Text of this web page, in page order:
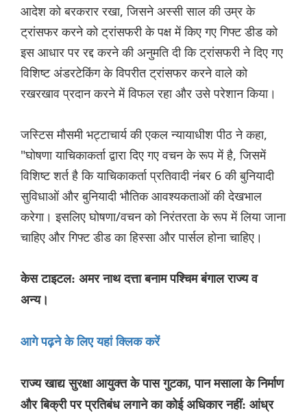
आदेश को बरकरार रखा, जिसने अस्सी साल की उम्र के
ट्रांसफर करने को ट्रांसफरी के पक्ष में किए गए गिफ्ट डीड को
इस आधार पर रद्द करने की अनुमति दी कि ट्रांसफरी ने दिए गए
विशिष्ट अंडरटेकिंग के विपरीत ट्रांसफर करने वाले को
रखरखाव प्रदान करने में विफल रहा और उसे परेशान किया।
जस्टिस मौसमी भट्टाचार्य की एकल न्यायाधीश पीठ ने कहा,
"घोषणा याचिकाकर्ता द्वारा दिए गए वचन के रूप में है, जिसमें
विशिष्ट शर्त है कि याचिकाकर्ता प्रतिवादी नंबर 6 की बुनियादी
सुविधाओं और बुनियादी भौतिक आवश्यकताओं की देखभाल
करेगा। इसलिए घोषणा/वचन को निरंतरता के रूप में लिया जाना
चाहिए और गिफ्ट डीड का हिस्सा और पार्सल होना चाहिए।
केस टाइटल: अमर नाथ दत्ता बनाम पश्चिम बंगाल राज्य व
अन्य।
आगे पढ़ने के लिए यहां क्लिक करें
राज्य खाद्य सुरक्षा आयुक्त के पास गुटका, पान मसाला के निर्माण
और बिक्री पर प्रतिबंध लगाने का कोई अधिकार नहीं: आंध्र